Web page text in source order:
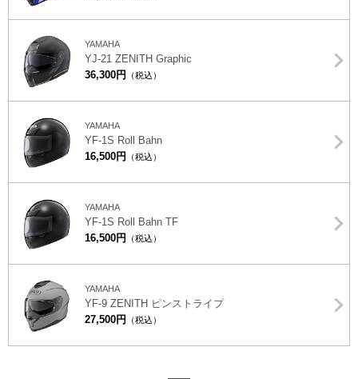
YAMAHA
YJ-21 ZENITH Graphic
36,300円
（税込）
YAMAHA
YF-1S Roll Bahn
16,500円
（税込）
YAMAHA
YF-1S Roll Bahn TF
16,500円
（税込）
YAMAHA
YF-9 ZENITH ピンストライプ
27,500円
（税込）